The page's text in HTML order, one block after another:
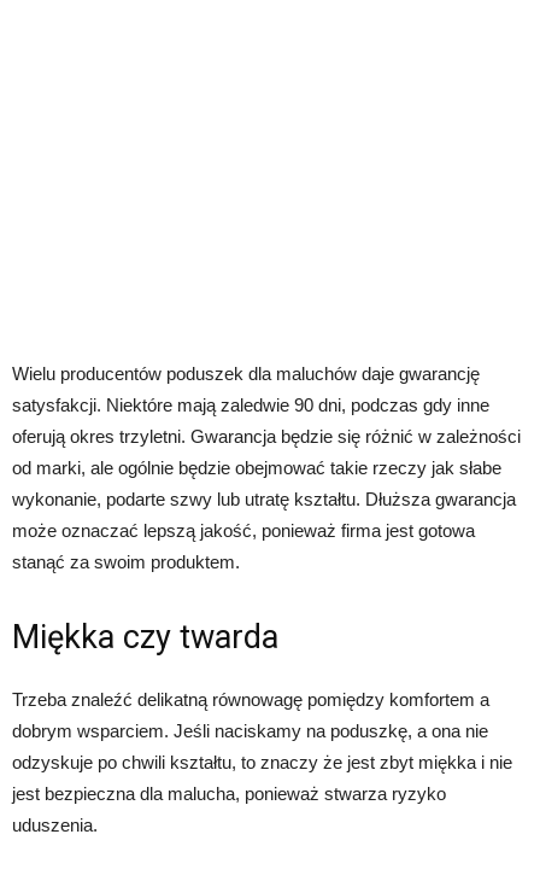
Wielu producentów poduszek dla maluchów daje gwarancję
satysfakcji. Niektóre mają zaledwie 90 dni, podczas gdy inne
oferują okres trzyletni. Gwarancja będzie się różnić w zależności
od marki, ale ogólnie będzie obejmować takie rzeczy jak słabe
wykonanie, podarte szwy lub utratę kształtu. Dłuższa gwarancja
może oznaczać lepszą jakość, ponieważ firma jest gotowa
stanąć za swoim produktem.
Miękka czy twarda
Trzeba znaleźć delikatną równowagę pomiędzy komfortem a
dobrym wsparciem. Jeśli naciskamy na poduszkę, a ona nie
odzyskuje po chwili kształtu, to znaczy że jest zbyt miękka i nie
jest bezpieczna dla malucha, ponieważ stwarza ryzyko
uduszenia.